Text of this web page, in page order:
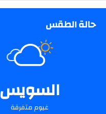
حالة الطقس
السويس
غيوم متفرقة